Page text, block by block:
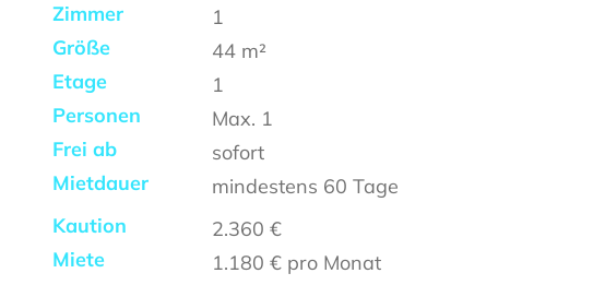
Zimmer
1
Größe
44 m²
Etage
1
Personen
Max. 1
Frei ab
sofort
Mietdauer
mindestens 60 Tage
Kaution
2.360 €
Miete
1.180 € pro Monat